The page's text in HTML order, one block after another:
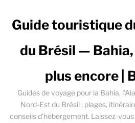
Guide touristique
du Brésil —
plus encore |
Guides de voyage pour la Bahia,
Nord-Est du Brésil : plages,
conseils d’hébergement. Laissez-